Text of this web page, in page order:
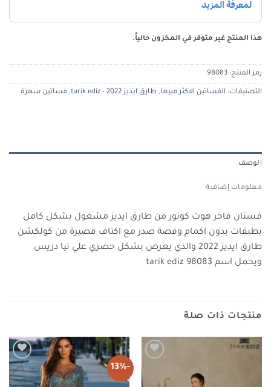
هذا المنتج غير متوفر في المخزون حالياً.
رمز المنتج: 98083
التصنيفات: الفساتين الاكثر مبيعا, طارق ايديز 2022 - tarik ediz , فساتين سهرة
الوصف
معلومات إضافية
فستان فاخر هوت كوتور من طارق ايديز مشغول بشكل كامل
بطبقات بدون اكمام وقصة صدر مع اكتاف قصيرة من كولكشن
طارق ايديز 2022 والذي يعرض بشكل حصري علي تيا دريس
ويحمل اسم tarik ediz 98083
منتجات ذات صلة
Add to
wishlist
-13%
Add to
wishlist